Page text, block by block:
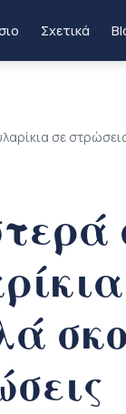
Σχετικά
σε